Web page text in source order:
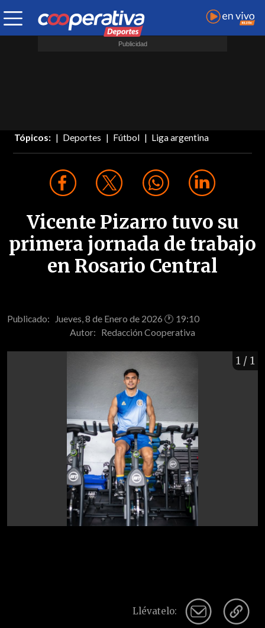
Tópicos: Deportes Fútbol Liga argentina
Vicente Pizarro tuvo su
primera jornada de trabajo
en Rosario Central
Publicado: Jueves, 8 de Enero de 2026 🕐 19:10
Autor: Redacción Cooperativa
1 / 1
Llévatelo: